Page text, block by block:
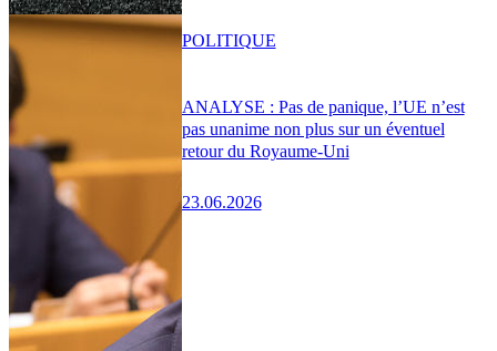
ANALYSE : Pas de panique, l’UE n’est
pas unanime non plus sur un éventuel
retour du Royaume-Uni
23.06.2026
POLITIQUE